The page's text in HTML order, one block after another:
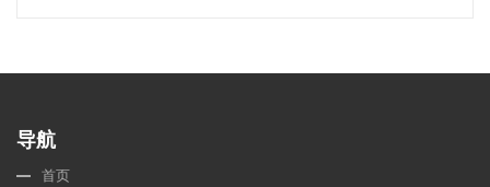
导航
首页